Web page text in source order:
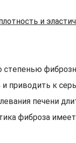
и
степенью
приводить к
печени
фиброза